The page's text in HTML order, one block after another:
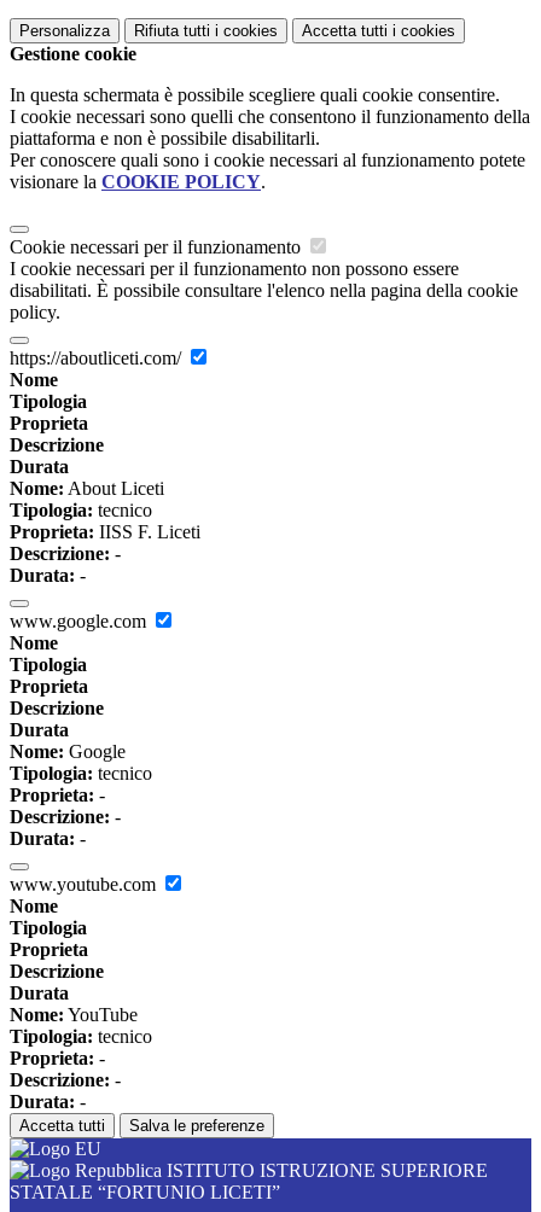
Personalizza Rifiuta tutti i cookies Accetta tutti i cookies
Gestione cookie
In questa schermata è possibile scegliere quali cookie consentire.
I cookie necessari sono quelli che consentono il funzionamento della
piattaforma e non è possibile disabilitarli.
Per conoscere quali sono i cookie necessari al funzionamento potete
visionare la COOKIE POLICY.
Cookie necessari per il funzionamento
I cookie necessari per il funzionamento non possono essere
disabilitati. È possibile consultare l'elenco nella pagina della cookie
policy.
https://aboutliceti.com/
Nome
Tipologia
Proprieta
Descrizione
Durata
Nome: About Liceti
Tipologia: tecnico
Proprieta: IISS F. Liceti
Descrizione: -
Durata: -
www.google.com
Nome
Tipologia
Proprieta
Descrizione
Durata
Nome: Google
Tipologia: tecnico
Proprieta: -
Descrizione: -
Durata: -
www.youtube.com
Nome
Tipologia
Proprieta
Descrizione
Durata
Nome: YouTube
Tipologia: tecnico
Proprieta: -
Descrizione: -
Durata: -
Accetta tutti Salva le preferenze
ISTITUTO ISTRUZIONE SUPERIORE
STATALE “FORTUNIO LICETI”